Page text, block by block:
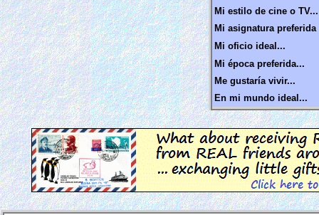
Mi estilo de cine o TV...
Mi asignatura
Mi oficio ideal...
Mi época preferida...
Me gustaría vivir...
En mi mundo ideal...